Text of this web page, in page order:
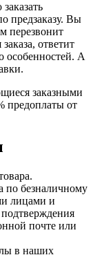
предзаказу. Вы
перезвонит
ответит
особенностей. А
заказными
предоплаты от
по безналичному
лицами и
почте или
в наших